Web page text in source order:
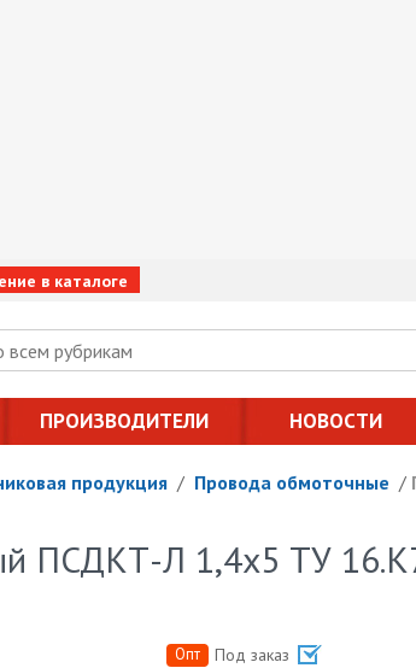
в каталоге
ПРОИЗВОДИТЕЛИ НОВОСТИ
продукция / Провода обмоточные /
ПСДКТ-Л 1,4х5 ТУ
Опт
Под заказ